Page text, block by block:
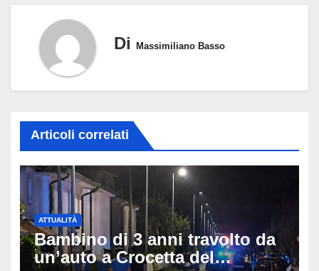
Di Massimiliano Basso
Articoli correlati
ATTUALITÀ
Bambino di 3 anni travolto da
un’auto a Crocetta del